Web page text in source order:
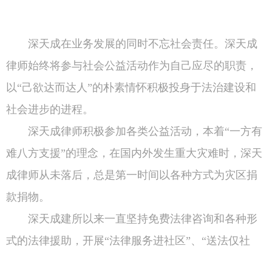
深天成在业务发展的同时不忘社会责任。深天成
律师始终将参与社会公益活动作为自己应尽的职责，
以“己欲达而达人”的朴素情怀积极投身于法治建设和
社会进步的进程。
深天成律师积极参加各类公益活动，本着“一方有
难八方支援”的理念，在国内外发生重大灾难时，深天
成律师从未落后，总是第一时间以各种方式为灾区捐
款捐物。
深天成建所以来一直坚持免费法律咨询和各种形
式的法律援助，开展“法律服务进社区”、“送法仅社